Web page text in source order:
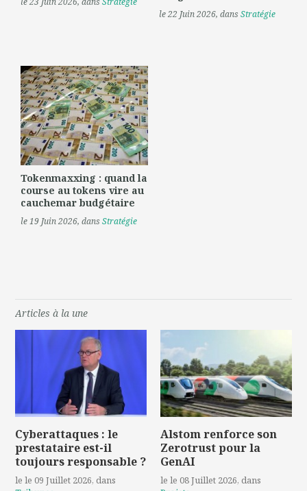
le 22 Juin 2026, dansStratégie
Tokenmaxxing : quand la
course au tokens vire au
cauchemar budgétaire
le 19 Juin 2026, dansStratégie
Articles à la une
Cyberattaques : le
prestataire est-il
toujours responsable ?
le le 09 Juillet 2026, dans
Alstom renforce son
Zerotrust pour la
GenAI
le le 08 Juillet 2026, dans